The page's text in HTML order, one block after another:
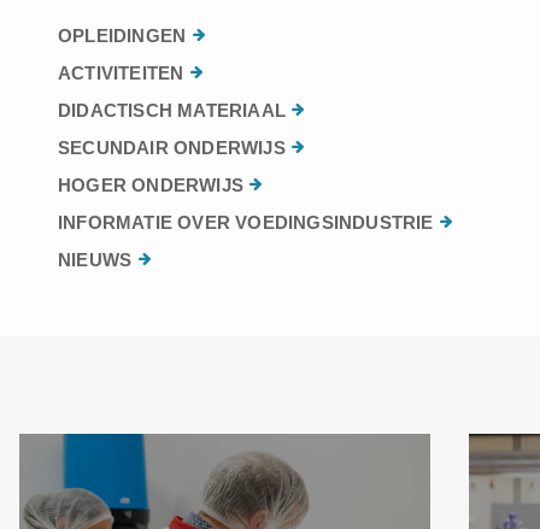
OPLEIDINGEN
ACTIVITEITEN
DIDACTISCH MATERIAAL
SECUNDAIR ONDERWIJS
HOGER ONDERWIJS
INFORMATIE OVER VOEDINGSINDUSTRIE
NIEUWS